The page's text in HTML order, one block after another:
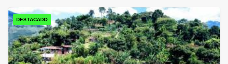
DESTACADO